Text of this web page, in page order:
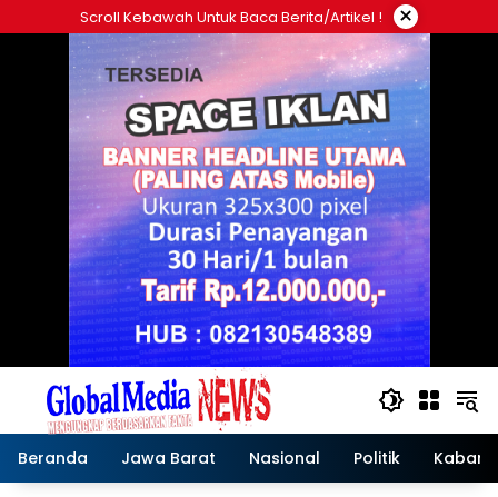
ke
Scroll Kebawah Untuk Baca Berita/artikel ! ×
Beranda Jawa Barat Nasional Politik Kabar